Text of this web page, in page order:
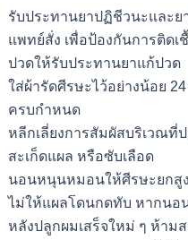
รับประทานยาปฏิชีวนะและย
แพทย์สั่ง เพื่อป้องกันการติด
ปวดให้รับประทานยาแก้ปวด
ใส่ผ้ารัดศีรษะไว้อย่างน้อย
ครบกำหนด
หลีกเลี่ยงการสัมผัสบริเวณที่
สะเก็ดแผล หรือซับเลือด
นอนหนุนหมอนให้ศีรษะยกสู
ไม่ให้แผลโดนกดทับ หากนอ
หลังปลูกผมเสร็จใหม่ ๆ ห้าม